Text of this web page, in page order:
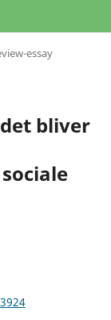
essay
bliver